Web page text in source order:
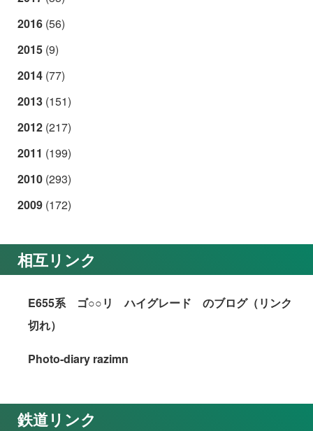
2016 (56)
2015 (9)
2014 (77)
2013 (151)
2012 (217)
2011 (199)
2010 (293)
2009 (172)
相互リンク
E655系 ゴ○○リ ハイグレード のブログ（リンク
切れ）
Photo-diary razimn
鉄道リンク